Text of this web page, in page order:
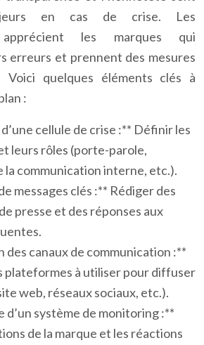
en cas de crise. Les
apprécient les marques qui
erreurs et prennent des mesures
Voici quelques éléments clés à
:
cellule de crise :** Définir les
leurs rôles (porte-parole,
la communication interne, etc.).
messages clés :** Rédiger des
presse et des réponses aux
canaux de communication :**
plateformes à utiliser pour diffuser
web, réseaux sociaux, etc.).
d’un système de monitoring :**
de la marque et les réactions